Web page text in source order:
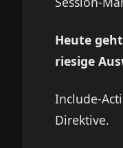
Heute
riesige
Include-
Direktive.